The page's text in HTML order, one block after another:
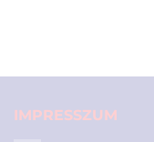
IMPRESSZUM